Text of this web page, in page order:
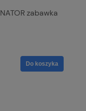
zabawka
Do koszyka